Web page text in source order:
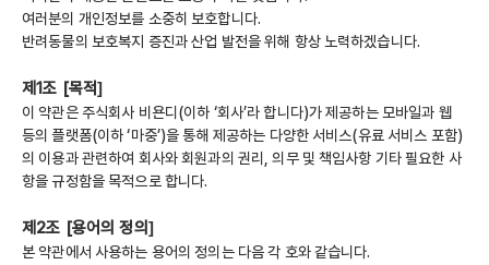
여러분의 개인정보를 소중히 보호합니다.
반려동물의 보호복지 증진과 산업 발전을 위해 항상 노력하겠습니다.
제1조 [목적]
이 약관은 주식회사 비욘디(이하 ‘회사’라 합니다)가 제공하는 모바일과 웹
등의 플랫폼(이하 ‘마중’)을 통해 제공하는 다양한 서비스(유료 서비스 포함)
의 이용과 관련하여 회사와 회원과의 권리, 의무 및 책임사항 기타 필요한 사
항을 규정함을 목적으로 합니다.
제2조 [용어의 정의]
본 약관에서 사용하는 용어의 정의는 다음 각 호와 같습니다.